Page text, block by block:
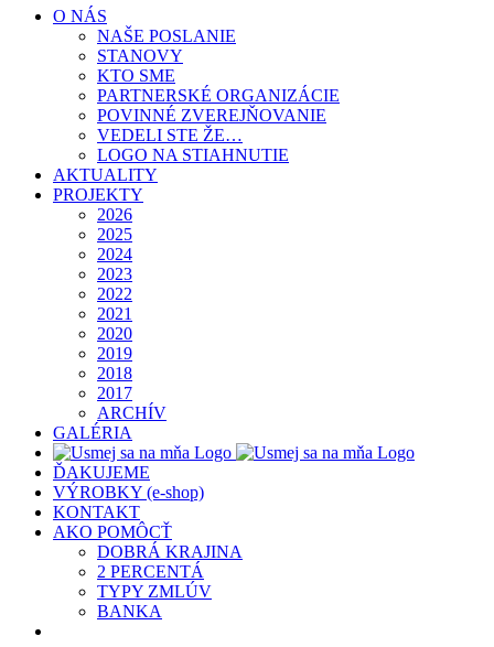
O NÁS
NAŠE POSLANIE
STANOVY
KTO SME
PARTNERSKÉ ORGANIZÁCIE
POVINNÉ ZVEREJŇOVANIE
VEDELI STE ŽE…
LOGO NA STIAHNUTIE
AKTUALITY
PROJEKTY
2026
2025
2024
2023
2022
2021
2020
2019
2018
2017
ARCHÍV
GALÉRIA
ĎAKUJEME
VÝROBKY (e-shop)
KONTAKT
AKO POMÔCŤ
DOBRÁ KRAJINA
2 PERCENTÁ
TYPY ZMLÚV
BANKA